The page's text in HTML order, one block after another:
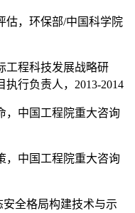
估，环保部/中国科学院
工程科技发展战略研
行负责人，2013-2014
，中国工程院重大咨询
，中国工程院重大咨询
全格局构建技术与示